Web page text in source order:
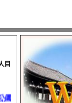
目
を中心に写真で